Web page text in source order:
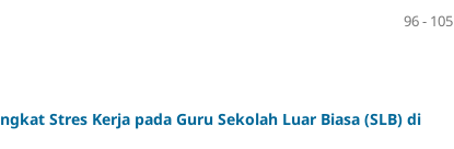
96 - 105
Stres Kerja pada Guru Sekolah Luar Biasa (SLB) di